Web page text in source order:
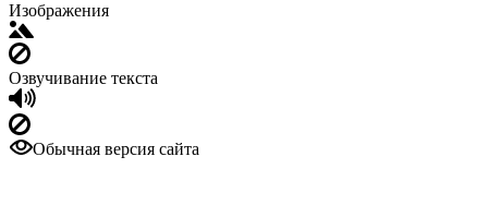
Изображения
Озвучивание текста
Обычная версия сайта